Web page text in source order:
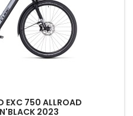
EXC 750 ALLROAD
2023